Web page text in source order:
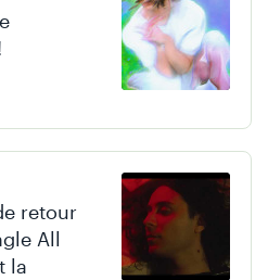
retour
All
la